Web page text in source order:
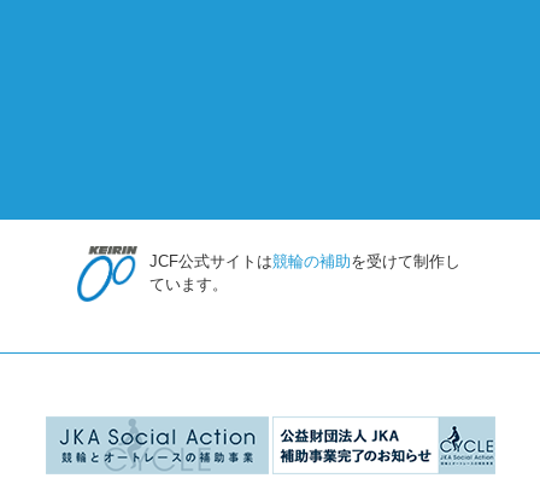
JCF公式サイトは競輪の補助を受けて制作し
ています。